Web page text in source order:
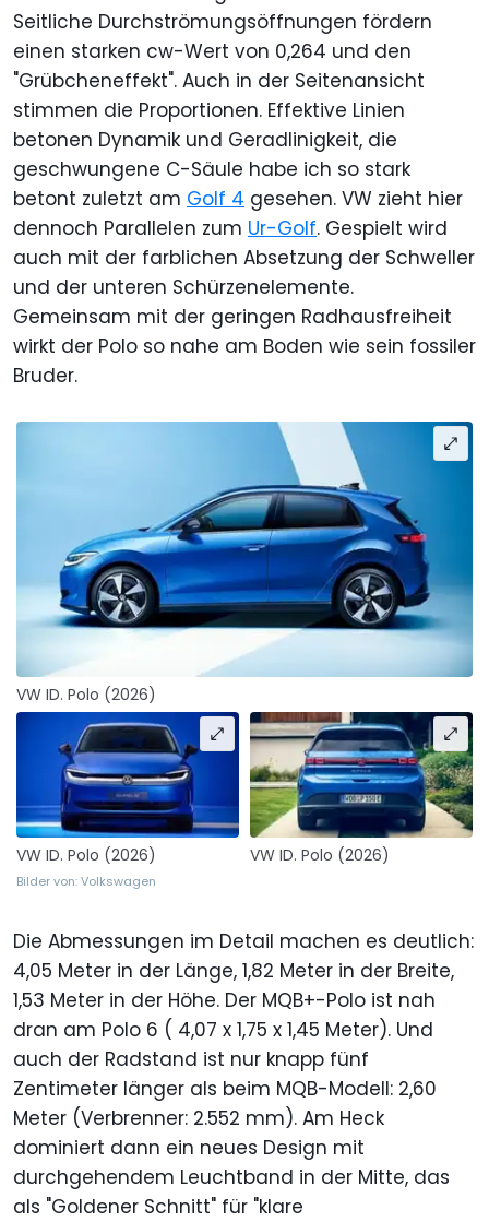
Seitliche Durchströmungsöffnungen fördern
einen starken cw-Wert von 0,264 und den
"Grübcheneffekt". Auch in der Seitenansicht
stimmen die Proportionen. Effektive Linien
betonen Dynamik und Geradlinigkeit, die
geschwungene C-Säule habe ich so stark
betont zuletzt am Golf 4 gesehen. VW zieht hier
dennoch Parallelen zum Ur-Golf. Gespielt wird
auch mit der farblichen Absetzung der Schweller
und der unteren Schürzenelemente.
Gemeinsam mit der geringen Radhausfreiheit
wirkt der Polo so nahe am Boden wie sein fossiler
Bruder.
VW ID. Polo (2026)
VW ID. Polo (2026) VW ID. Polo (2026)
Bilder von: Volkswagen
Die Abmessungen im Detail machen es deutlich:
4,05 Meter in der Länge, 1,82 Meter in der Breite,
1,53 Meter in der Höhe. Der MQB+-Polo ist nah
dran am Polo 6 ( 4,07 x 1,75 x 1,45 Meter). Und
auch der Radstand ist nur knapp fünf
Zentimeter länger als beim MQB-Modell: 2,60
Meter (Verbrenner: 2.552 mm). Am Heck
dominiert dann ein neues Design mit
durchgehendem Leuchtband in der Mitte, das
als "Goldener Schnitt" für "klare